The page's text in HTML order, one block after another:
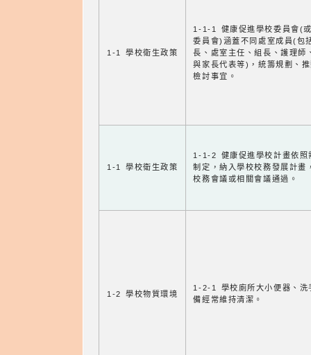
1-1 學校衛生政策
1-1-1 健康促進學校委員會(
委員會)涵蓋不同處室成員(包
長、處室主任、組長、護理師
與家長代表等)，統籌規劃、
檢討事宜。
1-1 學校衛生政策
1-1-2 健康促進學校計畫依照
制定，納入學校校務發展計畫
校務會議或相關會議通過。
1-2 學校物質環境
1-2-1 學校廁所大小便器、洗
備經常維持清潔。